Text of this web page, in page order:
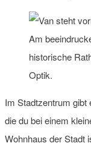
Am
historische
Optik.
Im Stadtzentrum gibt
die du bei einem
Wohnhaus der Stadt